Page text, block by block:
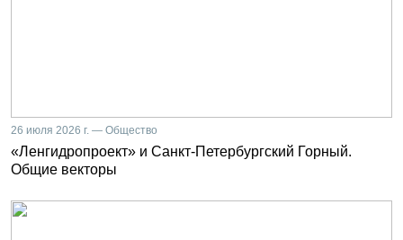
26 июля 2026 г. — Общество
«Ленгидропроект» и Санкт-Петербургский Горный.
Общие векторы